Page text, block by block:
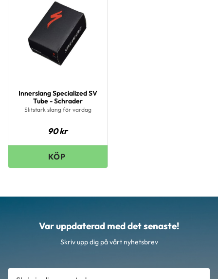
Innerslang Specialized SV
Tube - Schrader
Slitstark slang för vardag
90kr
Var uppdaterad med det senaste!
Skriv upp dig på vårt nyhetsbrev